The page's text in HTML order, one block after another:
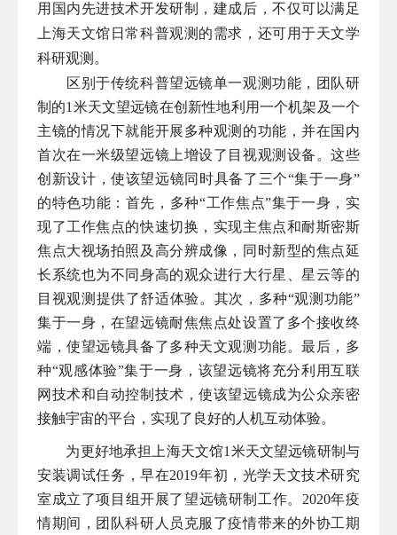
用国内先进技术开发研制，建成后，不仅可以满足
上海天文馆日常科普观测的需求，还可用于天文学
科研观测。
区别于传统科普望远镜单一观测功能，团队研
制的1 米天文望远镜在创新性地利用一个机架及一个
主镜的情况下就能开展多种观测的功能，并在国内
首次在一米级望远镜上增设了目视观测设备。这些
创新设计，使该望远镜同时具备了三个“集于一身”
的特色功能：首先，多种“工作焦点”集于一身，实
现了工作焦点的快速切换，实现主焦点和耐斯密斯
焦点大视场拍照及高分辨成像，同时新型的焦点延
长系统也为不同身高的观众进行大行星、星云等的
目视观测提供了舒适体验。其次，多种“观测功能”
集于一身，在望远镜耐焦焦点处设置了多个接收终
端，使望远镜具备了多种天文观测功能。最后，多
种“观感体验”集于一身，该望远镜将充分利用互联
网技术和自动控制技术，使该望远镜成为公众亲密
接触宇宙的平台，实现了良好的人机互动体验。
为更好地承担上海天文馆1 米天文望远镜研制与
安装调试任务，早在2019年初，光学天文技术研究
室成立了项目组开展了望远镜研制工作。 2020年疫
情期间，团队科研人员克服了疫情带来的外协工期